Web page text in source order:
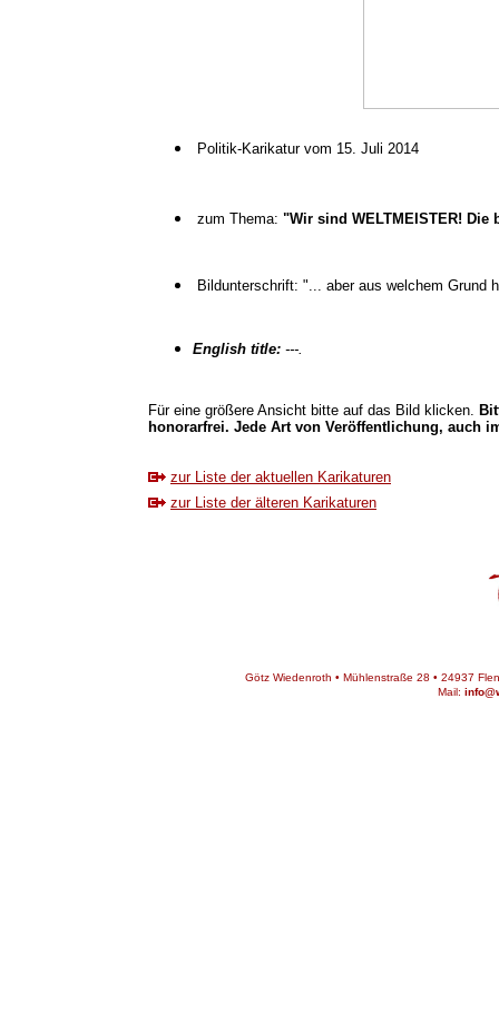
Politik-Karikatur vom 15. Juli 2014
zum Thema: "Wir sind WELTMEISTER!
Bildunterschrift: "... aber aus welchem Grund
English title: ---.
Für eine größere Ansicht bitte auf das Bild klicken.
honorarfrei. Jede Art von Veröffentlichung, auch
zur Liste der aktuellen Karikaturen
zur Liste der älteren Karikaturen
Götz Wiedenroth • Mühlenstraße 28 • 24937
Mail: